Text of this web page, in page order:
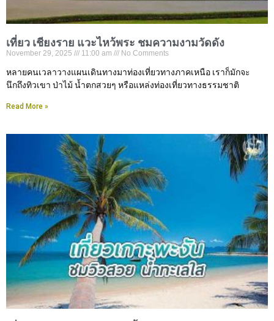
เที่ยว เชียงราย แวะไหว้พระ ชมความงามวัดดัง
November 29, 2025 11:00 am No Comments
หลายคนเวลาวางแผนเดินทางมาท่องเที่ยวทางภาคเหนือ เราก็มักจะ
นึกถึงทิวเขา ป่าไม้ น้ำตกสวยๆ หรือแหล่งท่องเที่ยวทางธรรมชาติ
Read More »